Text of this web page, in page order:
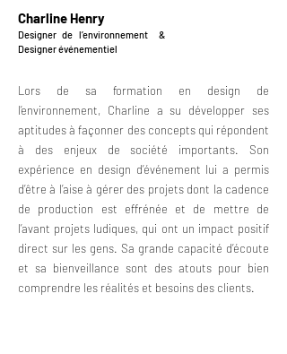
Charline Henry
Designer de l’environnement &
Designer événementiel
Lors de sa formation en design de
l’environnement, Charline a su développer ses
aptitudes à façonner des concepts qui répondent
à des enjeux de société importants. Son
expérience en design d’événement lui a permis
d’être à l’aise à gérer des projets dont la cadence
de production est effrénée et de mettre de
l’avant projets ludiques, qui ont un impact positif
direct sur les gens. Sa grande capacité d’écoute
et sa bienveillance sont des atouts pour bien
comprendre les réalités et besoins des clients.